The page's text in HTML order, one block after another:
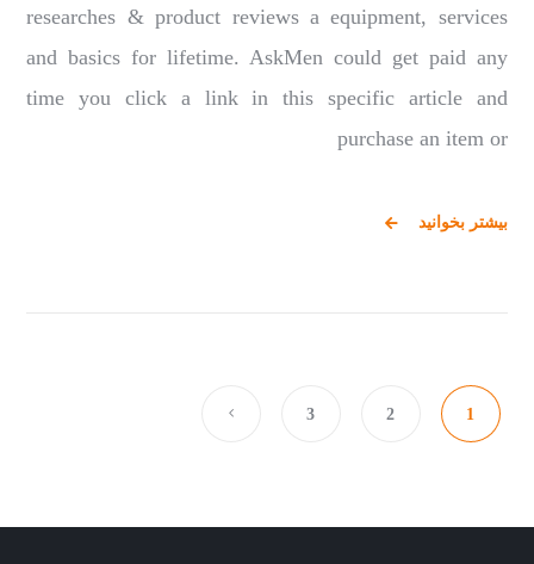
researches & product reviews a equipment, services
and basics for lifetime. AskMen could get paid any
time you click a link in this specific article and
purchase an item or
بیشتر بخوانید
1
2
3